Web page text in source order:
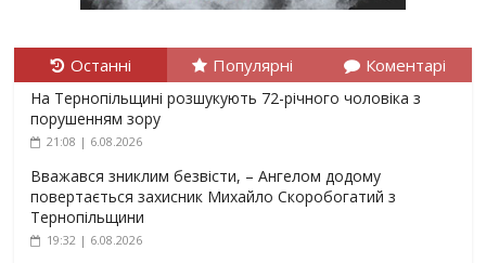
Останні Популярні Коментарі
На Тернопільщині розшукують 72-річного чоловіка з
порушенням зору
21:08 | 6.08.2026
Вважався зниклим безвісти, – Ангелом додому
повертається захисник Михайло Скоробогатий з
Тернопільщини
19:32 | 6.08.2026